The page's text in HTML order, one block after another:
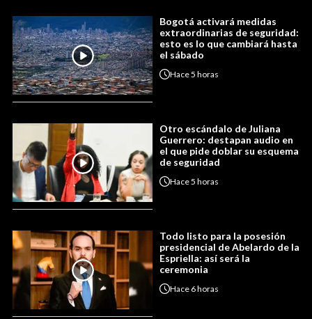
Bogotá activará medidas
extraordinarias de seguridad:
esto es lo que cambiará hasta
el sábado
Hace5 horas
Otro escándalo de Juliana
Guerrero: destapan audio en
el que pide doblar su esquema
de seguridad
Hace5 horas
Todo listo para la posesión
presidencial de Abelardo de la
Espriella: así será la
ceremonia
Hace 6 horas